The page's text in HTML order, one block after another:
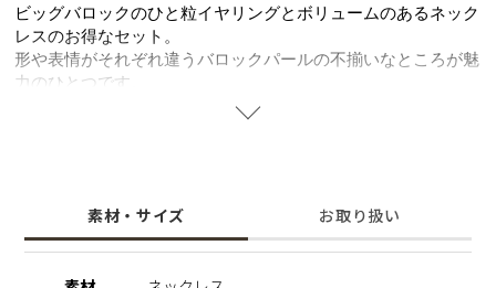
ビッグバロックのひと粒イヤリングとボリュームのあるネック
レスのお得なセット。
形や表情がそれぞれ違うバロックパールの不揃いなところが魅
力のひとつです。
身に着けるだけでオシャレな印象に。
体差がございます。
その為、全長のサイズも異なりますのでご了承の程お願いいた
素材・サイズ お取り扱い